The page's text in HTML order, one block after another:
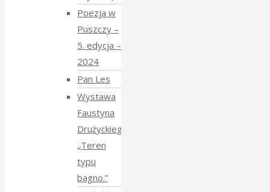
Poezja w
Puszczy –
5. edycja –
2024
Pan Les
Wystawa
Faustyna
Drużyckiego
„Teren
typu
bagno.”